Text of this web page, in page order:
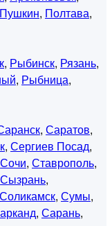
Пушкин, Полтава,
, Рыбинск, Рязань,
, Рыбница,
, Саратов,
, Сергиев Посад,
Сочи, Ставрополь,
Сызрань,
Соликамск, Сумы,
, Сарань,